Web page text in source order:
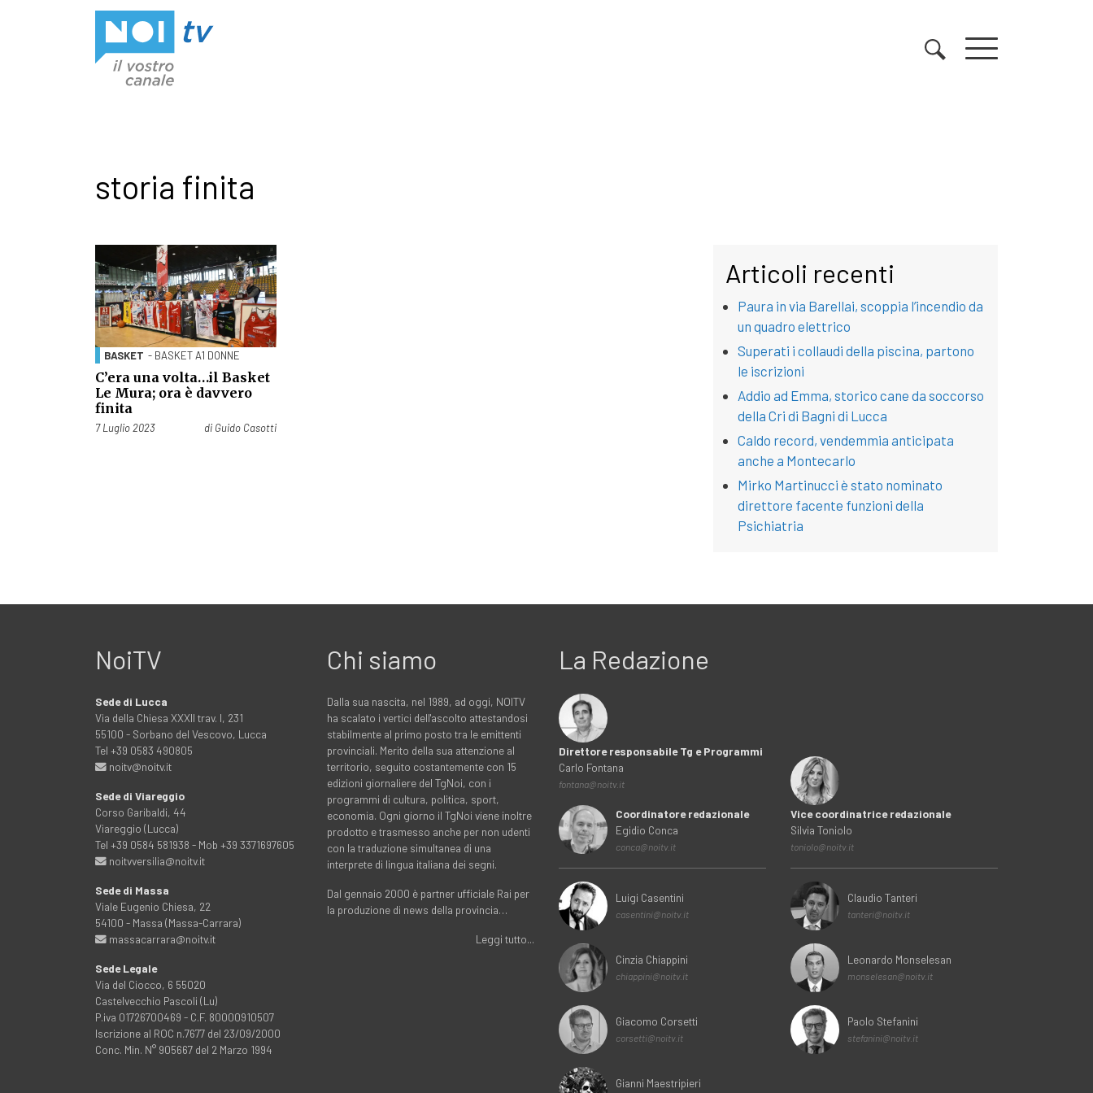
storia finita
BASKET - BASKET A1 DONNE
C’era una volta…il Basket
Le Mura; ora è davvero
finita
Pubblicato il
7 Luglio 2023 di Guido Casotti
Articoli recenti
Paura in via Barellai, scoppia l’incendio da
un quadro elettrico
Superati i collaudi della piscina, partono
le iscrizioni
Addio ad Emma, storico cane da soccorso
della Cri di Bagni di Lucca
Caldo record, vendemmia anticipata
anche a Montecarlo
Mirko Martinucci è stato nominato
direttore facente funzioni della
Psichiatria
NoiTV
Sede di Lucca
Via della Chiesa XXXII trav. I, 231
55100 - Sorbano del Vescovo, Lucca
Tel +39 0583 490805
noitv@noitv.it
Sede di Viareggio
Corso Garibaldi, 44
Viareggio (Lucca)
Tel +39 0584 581938 - Mob +39 3371697605
noitvversilia@noitv.it
Sede di Massa
Viale Eugenio Chiesa, 22
54100 - Massa (Massa-Carrara)
massacarrara@noitv.it
Sede Legale
Via del Ciocco, 6 55020
Castelvecchio Pascoli (Lu)
P.iva 01726700469 - C.F. 80000910507
Iscrizione al ROC n.7677 del 23/09/2000
Conc. Min. N° 905667 del 2 Marzo 1994
Chi siamo
Dalla sua nascita, nel 1989, ad oggi, NOITV
ha scalato i vertici dell'ascolto attestandosi
stabilmente al primo posto tra le emittenti
provinciali. Merito della sua attenzione al
territorio, seguito costantemente con 15
edizioni giornaliere del TgNoi, con i
programmi di cultura, politica, sport,
economia. Ogni giorno il TgNoi viene inoltre
prodotto e trasmesso anche per non udenti
con la traduzione simultanea di una
interprete di lingua italiana dei segni.
Dal gennaio 2000 è partner ufficiale Rai per
la produzione di news della provincia…
Leggi tutto...
La Redazione
Direttore responsabile Tg e Programmi
Carlo Fontana
fontana@noitv.it
Coordinatore redazionale
Egidio Conca
conca@noitv.it
Luigi Casentini
casentini@noitv.it
Cinzia Chiappini
chiappini@noitv.it
Giacomo Corsetti
corsetti@noitv.it
Gianni Maestripieri
Vice coordinatrice redazionale
Silvia Toniolo
toniolo@noitv.it
Claudio Tanteri
tanteri@noitv.it
Leonardo Monselesan
monselesan@noitv.it
Paolo Stefanini
stefanini@noitv.it